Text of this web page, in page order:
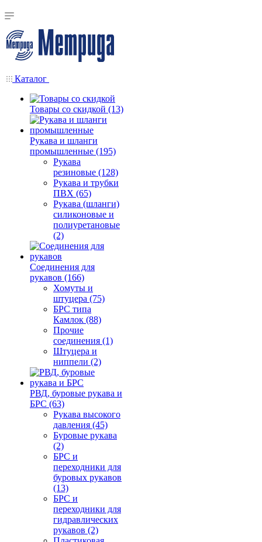
Каталог
Товары со скидкой (13)
Рукава и шланги
промышленные (195)
Рукава
резиновые (128)
Рукава и трубки
ПВХ (65)
Рукава (шланги)
силиконовые и
полиуретановые
(2)
Соединения для
рукавов (166)
Хомуты и
штуцера (75)
БРС типа
Камлок (88)
Прочие
соединения (1)
Штуцера и
ниппели (2)
РВД, буровые рукава и
БРС (63)
Рукава высокого
давления (45)
Буровые рукава
(2)
БРС и
переходники для
буровых рукавов
(13)
БРС и
переходники для
гидравлических
рукавов (2)